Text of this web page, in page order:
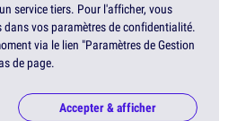
service tiers. Pour l'afficher, vous
dans vos paramètres de confidentialité.
via le lien "Paramètres de Gestion
de page.
Accepter & afficher